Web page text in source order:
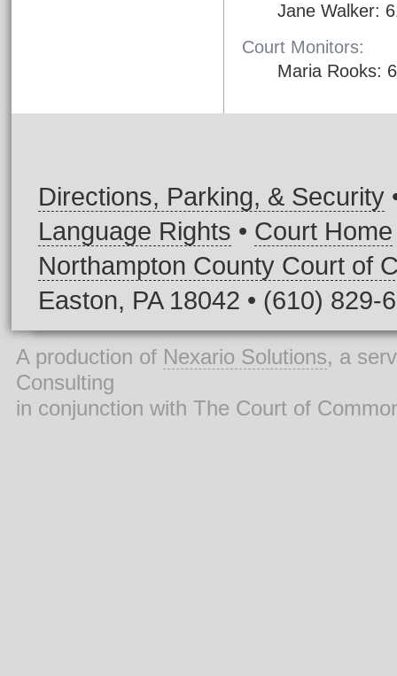
Jane Walker:
Court Monitors:
Maria Rooks:
Directions, Parking, & Security
Language Rights • Court Home
Northampton County Court of
Easton, PA 18042 • (610) 829-
A production of Nexario Solutions, a
Consulting
in conjunction with The Court of